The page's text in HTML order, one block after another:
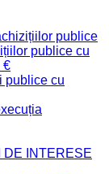
publice
publice cu
€
publice cu
DE INTERESE